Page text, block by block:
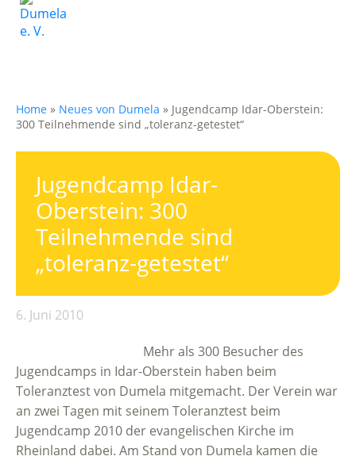
Home » Neues von Dumela » Jugendcamp Idar-Oberstein:
300 Teilnehmende sind „toleranz-getestet“
Jugendcamp Idar-
Oberstein: 300
Teilnehmende sind
„toleranz-getestet“
6. Juni 2010
Mehr als 300 Besucher des
Jugendcamps in Idar-Oberstein haben beim
Toleranztest von Dumela mitgemacht. Der Verein war
an zwei Tagen mit seinem Toleranztest beim
Jugendcamp 2010 der evangelischen Kirche im
Rheinland dabei. Am Stand von Dumela kamen die